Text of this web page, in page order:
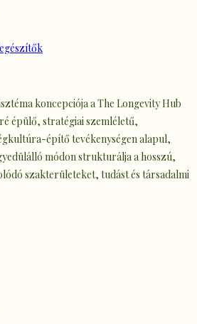
koncepciója a The Longevity Hub
épülő, stratégiai szemléletű,
építő tevékenységen alapul,
módon strukturálja a hosszú,
szakterületeket, tudást és társadalmi